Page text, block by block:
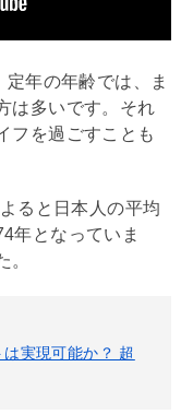
年の年齢では、ま
は多いです。それ
フを過ごすことも
ると日本人の平均
年となっていま
。
実現可能か？ 超